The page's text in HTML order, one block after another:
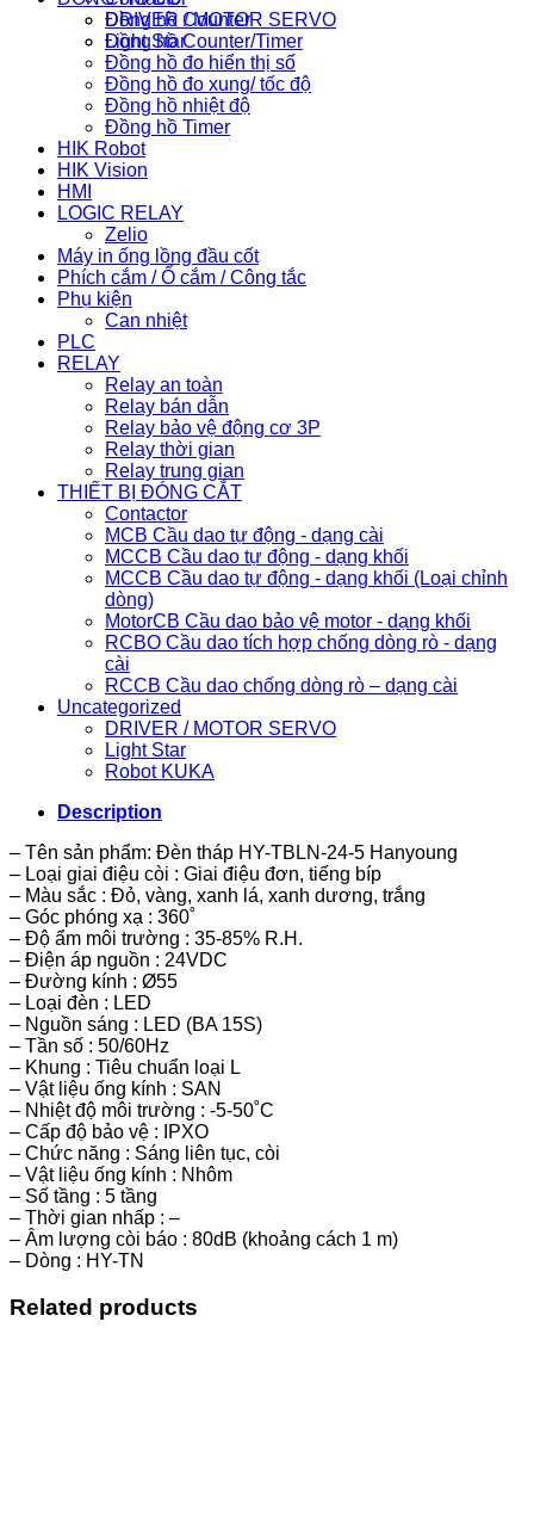
DRIVER / MOTOR SERVO
Light Star
Đồng hồ Counter
Đồng hồ Counter/Timer
Đồng hồ đo hiển thị số
Đồng hồ đo xung/ tốc độ
Đồng hồ nhiệt độ
Đồng hồ Timer
HIK Robot
HIK Vision
HMI
LOGIC RELAY
Zelio
Máy in ống lồng đầu cốt
Phích cắm / Ổ cắm / Công tắc
Phụ kiện
Can nhiệt
PLC
RELAY
Relay an toàn
Relay bán dẫn
Relay bảo vệ động cơ 3P
Relay thời gian
Relay trung gian
THIẾT BỊ ĐÓNG CẮT
Contactor
MCB Cầu dao tự động - dạng cài
MCCB Cầu dao tự động - dạng khối
MCCB Cầu dao tự động - dạng khối (Loại chỉnh
dòng)
MotorCB Cầu dao bảo vệ motor - dạng khối
RCBO Cầu dao tích hợp chống dòng rò - dạng
cài
RCCB Cầu dao chống dòng rò – dạng cài
Uncategorized
DRIVER / MOTOR SERVO
Light Star
Robot KUKA
Description
– Tên sản phẩm: Đèn tháp HY-TBLN-24-5 Hanyoung
– Loại giai điệu còi : Giai điệu đơn, tiếng bíp
– Màu sắc : Đỏ, vàng, xanh lá, xanh dương, trắng
– Góc phóng xạ : 360˚
– Độ ẩm môi trường : 35-85% R.H.
– Điện áp nguồn : 24VDC
– Đường kính : Ø55
– Loại đèn : LED
– Nguồn sáng : LED (BA 15S)
– Tần số : 50/60Hz
– Khung : Tiêu chuẩn loại L
– Vật liệu ống kính : SAN
– Nhiệt độ môi trường : -5-50˚C
– Cấp độ bảo vệ : IPXO
– Chức năng : Sáng liên tục, còi
– Vật liệu ống kính : Nhôm
– Số tầng : 5 tầng
– Thời gian nhấp : –
– Âm lượng còi báo : 80dB (khoảng cách 1 m)
– Dòng : HY-TN
Related products